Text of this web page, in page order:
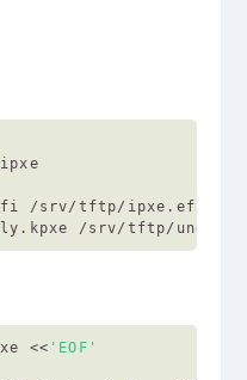
/srv/tftp/ipxe.efi
<< 'EOF'